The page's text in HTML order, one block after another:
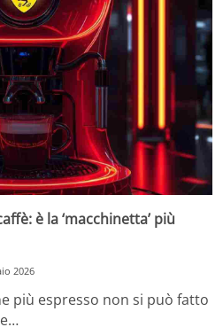
è la ‘macchinetta’ più
2026
più espresso non si può fatto